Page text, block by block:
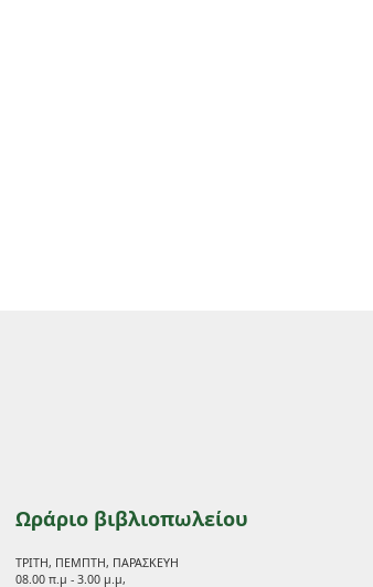
Ωράριο βιβλιοπωλείου
ΤΡΙΤΗ, ΠΕΜΠΤΗ, ΠΑΡΑΣΚΕΥΗ
08.00 π.μ - 3.00 μ.μ,